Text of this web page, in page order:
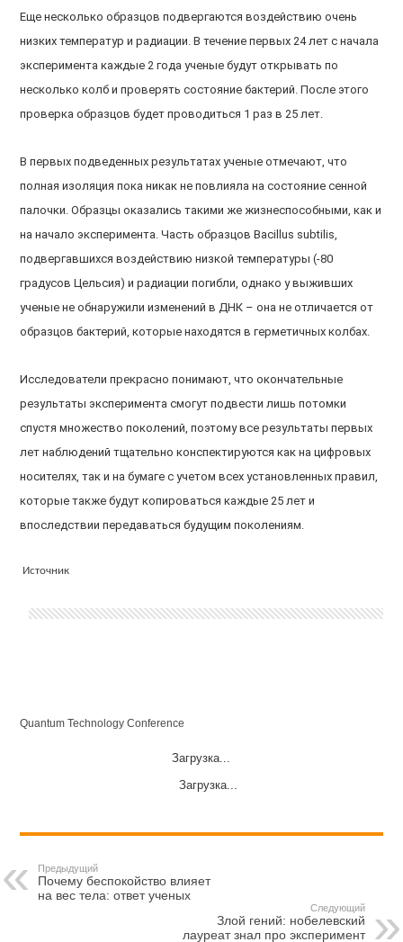
Еще несколько образцов подвергаются воздействию очень
низких температур и радиации. В течение первых 24 лет с начала
эксперимента каждые 2 года ученые будут открывать по
несколько колб и проверять состояние бактерий. После этого
проверка образцов будет проводиться 1 раз в 25 лет.
В первых подведенных результатах ученые отмечают, что
полная изоляция пока никак не повлияла на состояние сенной
палочки. Образцы оказались такими же жизнеспособными, как и
на начало эксперимента. Часть образцовBacillus subtilis,
подвергавшихся воздействию низкой температуры (-80
градусов Цельсия) и радиации погибли, однако у выживших
ученые не обнаружили изменений в ДНК – она не отличается от
образцов бактерий, которые находятся в герметичных колбах.
Исследователи прекрасно понимают, что окончательные
результаты эксперимента смогут подвести лишь потомки
спустя множество поколений, поэтому все результаты первых
лет наблюдений тщательно конспектируются как на цифровых
носителях, так и на бумаге с учетом всех установленных правил,
которые также будут копироваться каждые 25 лет и
впоследствии передаваться будущим поколениям.
Источник
Quantum Technology Conference
Загрузка...
Загрузка...
Предыдущий
Почему беспокойство влияет
на вес тела: ответ ученых
Следующий
Злой гений: нобелевский
лауреат знал про эксперимент